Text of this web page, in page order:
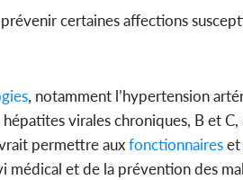
certaines affections
, notamment l’hypertension
virales chroniques, B et
permettre auxfonctionnaireset
médical et de la prévention des